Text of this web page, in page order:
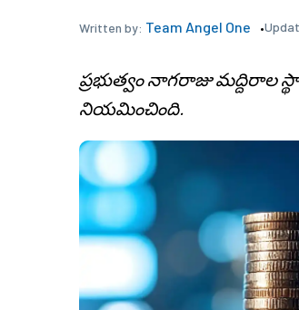
Written by: Team Angel One
ప్రభుత్వం నాగరాజు మద్దిరాల
నియమించింది.